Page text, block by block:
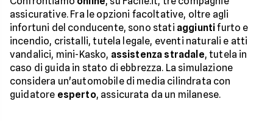
assicurative. Fra le opzioni facoltative, oltre agli
infortuni del conducente, sono stati aggiuntifurto e
incendio, cristalli, tutela legale, eventi naturali e atti
vandalici, mini-Kasko, assistenza stradale, tutela in
caso di guida in stato di ebbrezza. La simulazione
considera un'automobile di media cilindrata con
guidatore esperto, assicurata da un milanese.